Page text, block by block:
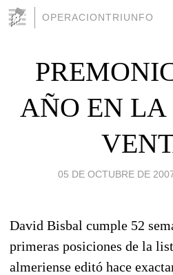
OPERACIONTRIUNFO
AÑO EN LA
05 DE OCTUBRE DE
David Bisbal cumple 52
primeras posiciones de la
almeriense editó hace